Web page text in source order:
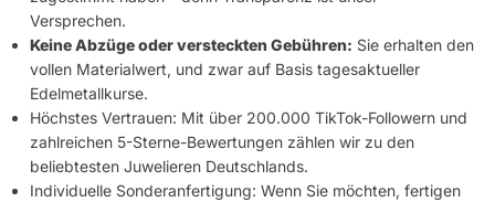
Versprechen.
Keine Abzüge oder versteckten Gebühren: Sie erhalten den
vollen Materialwert, und zwar auf Basis tagesaktueller
Edelmetallkurse.
Höchstes Vertrauen: Mit über 200.000 TikTok-Followern und
zahlreichen 5-Sterne-Bewertungen zählen wir zu den
beliebtesten Juwelieren Deutschlands.
Individuelle Sonderanfertigung: Wenn Sie möchten, fertigen